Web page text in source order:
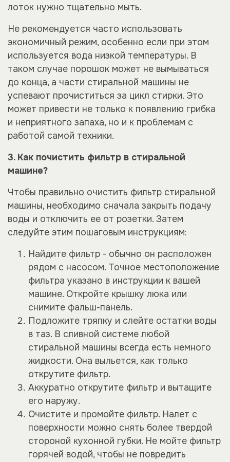
лоток нужно тщательно мыть.
Не рекомендуется часто использовать
экономичный режим, особенно если при этом
используется вода низкой температуры. В
таком случае порошок может не вымываться
до конца, а части стиральной машины не
успевают прочиститься за цикл стирки. Это
может привести не только к появлению грибка
и неприятного запаха, но и к проблемам с
работой самой техники.
3. Как почистить фильтр в стиральной
машине?
Чтобы правильно очистить фильтр стиральной
машины, необходимо сначала закрыть подачу
воды и отключить ее от розетки. Затем
следуйте этим пошаговым инструкциям:
Найдите фильтр - обычно он расположен
рядом с насосом. Точное местоположение
фильтра указано в инструкции к вашей
машине. Откройте крышку люка или
снимите фальш-панель.
Подложите тряпку и слейте остатки воды
в таз. В сливной системе любой
стиральной машины всегда есть немного
жидкости. Она выльется, как только
открутите фильтр.
Аккуратно открутите фильтр и вытащите
его наружу.
Очистите и промойте фильтр. Налет с
поверхности можно снять более твердой
стороной кухонной губки. Не мойте фильтр
горячей водой, чтобы не повредить